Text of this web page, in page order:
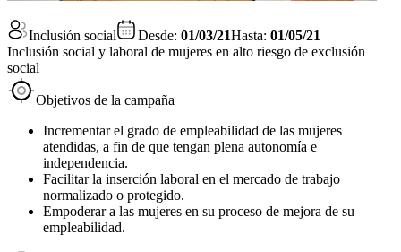
Inclusión social Desde: 01/03/21Hasta: 01/05/21
Inclusión social y laboral de mujeres en alto riesgo de exclusión
social
Objetivos de la campaña
Incrementar el grado de empleabilidad de las mujeres
atendidas, a fin de que tengan plena autonomía e
independencia.
Facilitar la inserción laboral en el mercado de trabajo
normalizado o protegido.
Empoderar a las mujeres en su proceso de mejora de su
empleabilidad.